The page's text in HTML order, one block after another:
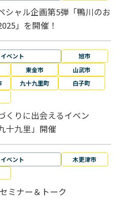
シャル企画第5弾「鴨川のお
」を開催！
イベント
旭市
東金市
山武市
九十九里町
白子町
くりに出会えるイベン
九里」開催
イベント
木更津市
ミナー＆トーク